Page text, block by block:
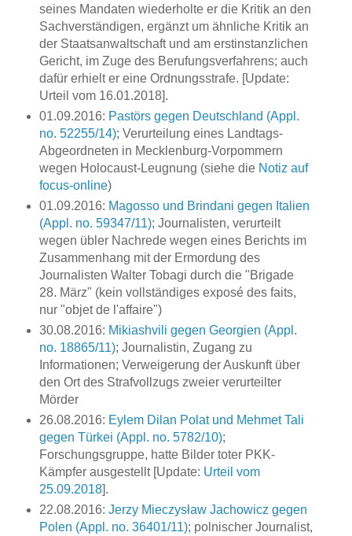
seines Mandaten wiederholte er die Kritik an den
Sachverständigen, ergänzt um ähnliche Kritik an
der Staatsanwaltschaft und am erstinstanzlichen
Gericht, im Zuge des Berufungsverfahrens; auch
dafür erhielt er eine Ordnungsstrafe. [Update:
Urteil vom 16.01.2018].
01.09.2016: Pastörs gegen Deutschland (Appl.
no. 52255/14); Verurteilung eines Landtags-
Abgeordneten in Mecklenburg-Vorpommern
wegen Holocaust-Leugnung (siehe die Notiz auf
focus-online)
01.09.2016: Magosso und Brindani gegen Italien
(Appl. no. 59347/11); Journalisten, verurteilt
wegen übler Nachrede wegen eines Berichts im
Zusammenhang mit der Ermordung des
Journalisten Walter Tobagi durch die "Brigade
28. März" (kein vollständiges exposé des faits,
nur "objet de l'affaire")
30.08.2016: Mikiashvili gegen Georgien (Appl.
no. 18865/11); Journalistin, Zugang zu
Informationen; Verweigerung der Auskunft über
den Ort des Strafvollzugs zweier verurteilter
Mörder
26.08.2016: Eylem Dilan Polat und Mehmet Tali
gegen Türkei (Appl. no. 5782/10);
Forschungsgruppe, hatte Bilder toter PKK-
Kämpfer ausgestellt [Update: Urteil vom
25.09.2018].
22.08.2016: Jerzy Mieczysław Jachowicz gegen
Polen (Appl. no. 36401/11); polnischer Journalist,